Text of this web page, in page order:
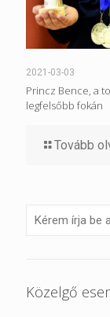
2021-03-03
Princz Bence, a
legfelsőbb fokán
Tovább
Közelgő